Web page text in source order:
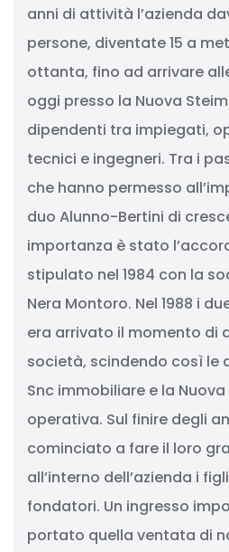
anni di attività l’azienda
persone, diventate 15 a
ottanta, fino ad arrivare
oggi presso la Nuova
dipendenti tra impiegati,
tecnici e ingegneri. Tra i
che hanno permesso
duo Alunno-Bertini di
importanza è stato
stipulato nel 1984 con la
Nera Montoro. Nel 1988 i
era arrivato il momento di
società, scindendo così le
Snc immobiliare e la
operativa. Sul finire degli
cominciato a fare il loro
all’interno dell’azienda i
fondatori. Un ingresso
portato quella ventata di